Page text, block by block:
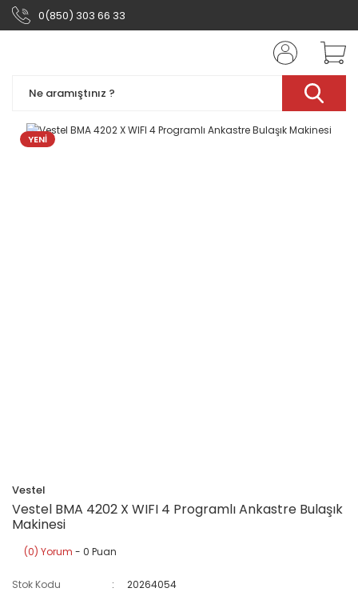
0(850) 303 66 33
YENİ
Vestel
Vestel BMA 4202 X WIFI 4 Programlı Ankastre Bulaşık
Makinesi
(0) Yorum - 0 Puan
Stok Kodu
20264054